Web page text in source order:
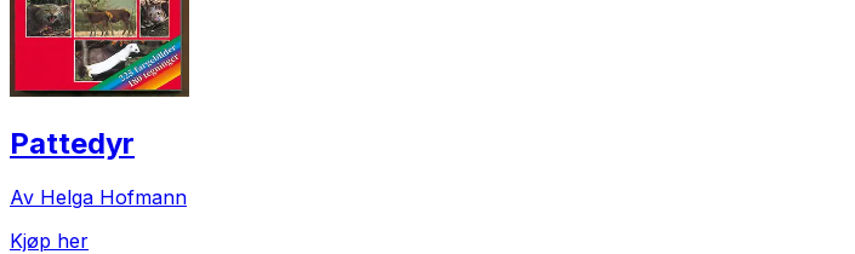
Pattedyr
Av Helga Hofmann
Kjøp her